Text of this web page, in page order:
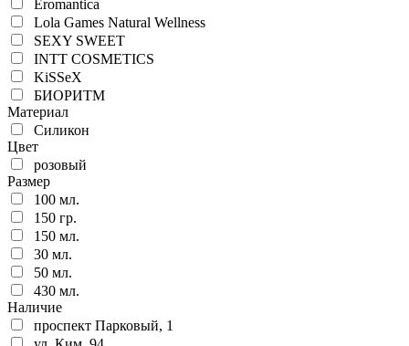
Eromantica
Lola Games Natural Wellness
SEXY SWEET
INTT COSMETICS
KiSSeX
БИОРИТМ
Материал
Силикон
Цвет
розовый
Размер
100 мл.
150 гр.
150 мл.
30 мл.
50 мл.
430 мл.
Наличие
проспект Парковый, 1